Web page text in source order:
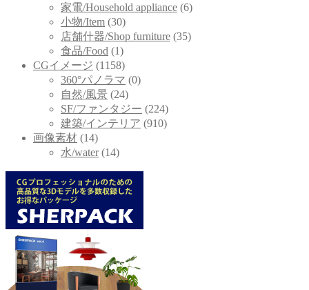
家電/Household appliance (6)
小物/Item (30)
店舗什器/Shop furniture (35)
食品/Food (1)
CGイメージ (1158)
360°パノラマ (0)
自然/風景 (24)
SF/ファンタジー (224)
建築/インテリア (910)
画像素材 (14)
水/water (14)